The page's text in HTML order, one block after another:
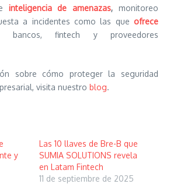
inteligencia de amenazas, monitoreo
a incidentes como las que ofrece
fintech y proveedores
sobre cómo proteger la seguridad
visita nuestro blog.
y
Las 10 llaves de Bre-B que
SUMIA SOLUTIONS revela
en Latam Fintech
11 de septiembre de 2025